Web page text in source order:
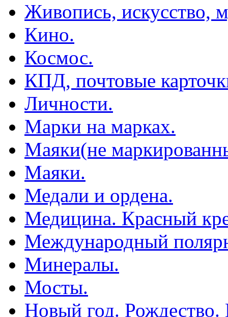
Живопись, искусство,
Кино.
Космос.
КПД, почтовые
Личности.
Марки на марках.
Маяки(не
Маяки.
Медали и ордена.
Медицина. Красный
Международный
Минералы.
Мосты.
Новый год. Рождество.